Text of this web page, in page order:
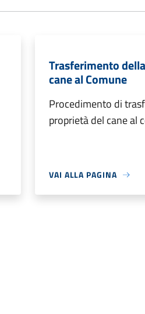
Trasferimento
cane al Comune
Procedimento di
proprietà del cane al
VAI ALLA PAGINA